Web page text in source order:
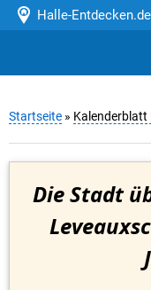
Halle-Entdecken.de
Startseite » Kalenderblatt
Die Stadt